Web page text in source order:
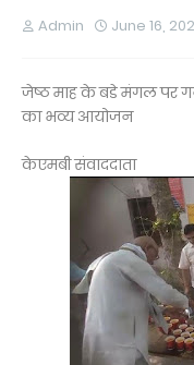
Admin June 16,
जेष्ठ माह के बडे मंगल पर
का भव्य आयोजन
केएमबी संवाददाता